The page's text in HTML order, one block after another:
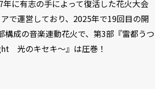
に有志の手によって復活した花火大会
で運営しており、2025年で19回目の開
構成の音楽連動花火で、第3部『雷都うつ
光のキセキ～』は圧巻！